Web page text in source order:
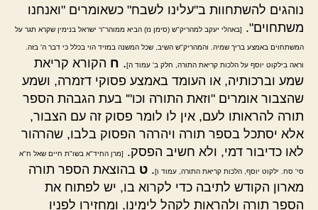
נוהגים להשתחוות ב"עלינו לשבח" כשאומרים "ואנחנו
משתחוים".
[באהלי יעקב למהריק"ש (סימן נז) הביא ממוהר"ר ישראל בנימין שקרא תגר על
המשתחוים באמצע בריך שמיה. והמהריק"ש השיב, שכל המשנה במזיד הוי בכלל כי דבר ה' בזה.
וראה בילקוט יוסף על הלכות קריאת התורה, חלק ב' עמוד ה]. ח הקורא קריאת
שמע וברכותיה, או העומד באמצע פסוקי דזמרה, ושמע
שהצבור אומרים "וזאת התורה וכו"' בעת הגבהת הספר
תורה להראותו לעם, אין לו לומר פסוק זה עם הצבור,
אלא יסתכל בספר תורה ויהרהר הפסוק בלבו, שהרהור
לאו כדיבור דמי, ולא חשיב הפסק.
[מרן החיד"א בשו"ת חיים שאל ח"א
סי' סח. ילקוט יוסף, הלכות קריאת התורה, עמוד ו]. ט בהוצאת הספר תורה
מארון הקודש לתיבה כדי לקרוא בו, יש לפתוח את
הספר תורה ולהראות לקהל לימינו, ומחזירו לפניו